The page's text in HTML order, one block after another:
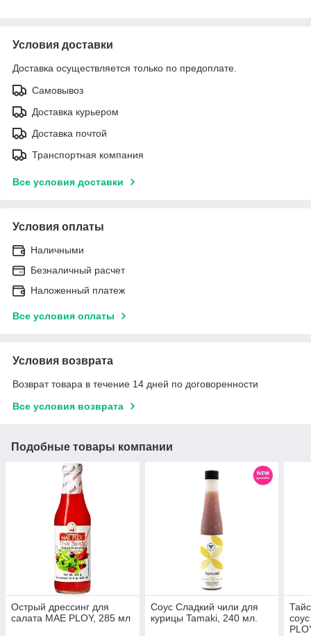
Условия доставки
Доставка осуществляется только по предоплате.
Самовывоз
Доставка курьером
Доставка почтой
Транспортная компания
Все условия доставки
Условия оплаты
Наличными
Безналичный расчет
Наложенный платеж
Все условия оплаты
Условия возврата
Возврат товара в течение 14 дней по договоренности
Все условия возврата
Подобные товары компании
Острый дрессинг для
салата MAE PLOY, 285 мл
Соус Сладкий чили для
курицы Tamaki, 240 мл.